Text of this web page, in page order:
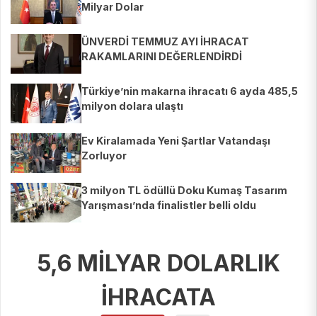
Milyar Dolar
ÜNVERDİ TEMMUZ AYI İHRACAT
RAKAMLARINI DEĞERLENDİRDİ
Türkiye’nin makarna ihracatı 6 ayda 485,5
milyon dolara ulaştı
Ev Kiralamada Yeni Şartlar Vatandaşı
Zorluyor
3 milyon TL ödüllü Doku Kumaş Tasarım
Yarışması’nda finalistler belli oldu
5,6 MİLYAR DOLARLIK
İHRACATA